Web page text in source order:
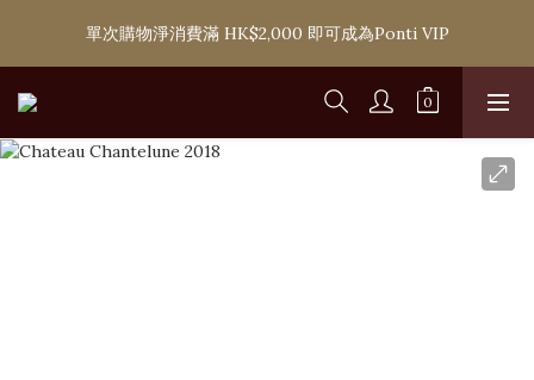
購滿 HK$1,800 即可享香港本地免費送貨服務，或選擇於6間分店
免費自取
單次購物淨消費滿 HK$2,000 即可成為Ponti VIP
購滿 HK$1,800 即可享香港本地免費送貨服務，或選擇於6間分店